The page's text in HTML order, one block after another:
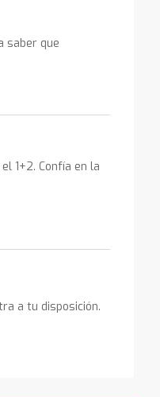
saber que
1+2. Confía en la
a tu disposición.